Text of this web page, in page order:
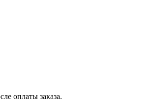
оплаты заказа.